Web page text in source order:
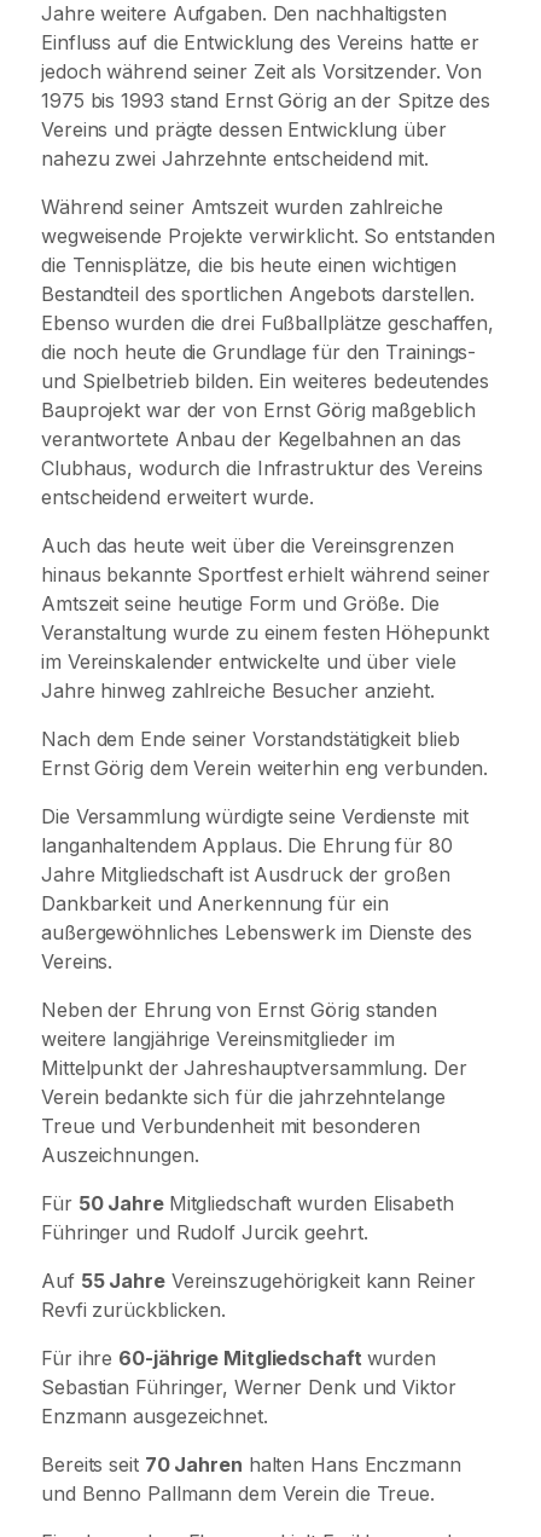
Jahre weitere Aufgaben. Den nachhaltigsten
Einfluss auf die Entwicklung des Vereins hatte er
jedoch während seiner Zeit als Vorsitzender. Von
1975 bis 1993 stand Ernst Görig an der Spitze des
Vereins und prägte dessen Entwicklung über
nahezu zwei Jahrzehnte entscheidend mit.
Während seiner Amtszeit wurden zahlreiche
wegweisende Projekte verwirklicht. So entstanden
die Tennisplätze, die bis heute einen wichtigen
Bestandteil des sportlichen Angebots darstellen.
Ebenso wurden die drei Fußballplätze geschaffen,
die noch heute die Grundlage für den Trainings-
und Spielbetrieb bilden. Ein weiteres bedeutendes
Bauprojekt war der von Ernst Görig maßgeblich
verantwortete Anbau der Kegelbahnen an das
Clubhaus, wodurch die Infrastruktur des Vereins
entscheidend erweitert wurde.
Auch das heute weit über die Vereinsgrenzen
hinaus bekannte Sportfest erhielt während seiner
Amtszeit seine heutige Form und Größe. Die
Veranstaltung wurde zu einem festen Höhepunkt
im Vereinskalender entwickelte und über viele
Jahre hinweg zahlreiche Besucher anzieht.
Nach dem Ende seiner Vorstandstätigkeit blieb
Ernst Görig dem Verein weiterhin eng verbunden.
Die Versammlung würdigte seine Verdienste mit
langanhaltendem Applaus. Die Ehrung für 80
Jahre Mitgliedschaft ist Ausdruck der großen
Dankbarkeit und Anerkennung für ein
außergewöhnliches Lebenswerk im Dienste des
Vereins.
Neben der Ehrung von Ernst Görig standen
weitere langjährige Vereinsmitglieder im
Mittelpunkt der Jahreshauptversammlung. Der
Verein bedankte sich für die jahrzehntelange
Treue und Verbundenheit mit besonderen
Auszeichnungen.
Für 50 Jahre Mitgliedschaft wurden Elisabeth
Führinger und Rudolf Jurcik geehrt.
Auf 55 JahreVereinszugehörigkeit kann Reiner
Revfi zurückblicken.
Für ihre 60-jährige Mitgliedschaft wurden
Sebastian Führinger, Werner Denk und Viktor
Enzmann ausgezeichnet.
Bereits seit 70 Jahren halten Hans Enczmann
und Benno Pallmann dem Verein die Treue.